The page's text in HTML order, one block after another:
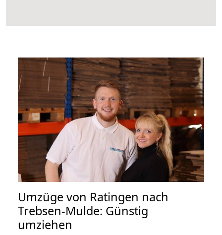
Umzüge von Ratingen nach
Trebsen-Mulde: Günstig
umziehen